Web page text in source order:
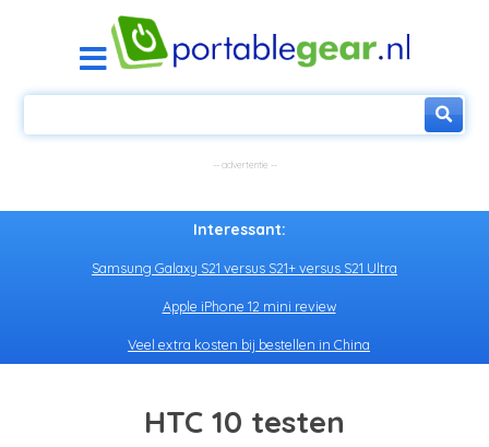
Interessant:
Samsung Galaxy S21 versus S21+ versus S21 Ultra
Apple iPhone 12 mini review
Veel extra kosten bij bestellen in China
HTC 10 testen